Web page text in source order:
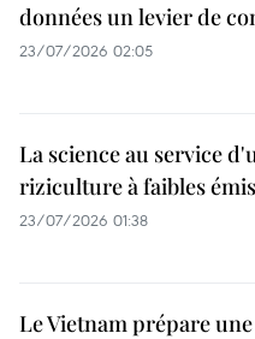
données un levier de
23/07/2026 02:05
La science au service
riziculture à faibles
23/07/2026 01:38
Le Vietnam prépare